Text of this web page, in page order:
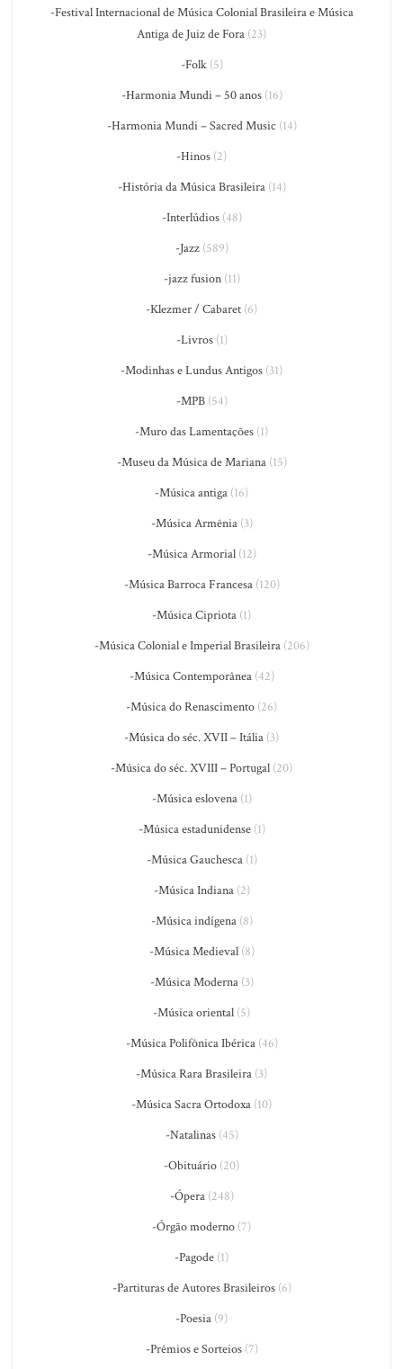
-Festival Internacional de Música Colonial Brasileira e Música
Antiga de Juiz de Fora (23)
-Folk(5)
-Harmonia Mundi – 50 anos(16)
-Harmonia Mundi – Sacred Music (14)
-Hinos (2)
-História da Música Brasileira(14)
-Interlúdios(48)
-Jazz(589)
-jazz fusion(11)
-Klezmer / Cabaret (6)
-Livros(1)
-Modinhas e Lundus Antigos (31)
-MPB(54)
-Muro das Lamentações (1)
-Museu da Música de Mariana(15)
-Música antiga (16)
-Música Armênia(3)
-Música Armorial(12)
-Música Barroca Francesa(120)
-Música Cipriota (1)
-Música Colonial e Imperial Brasileira(206)
-Música Contemporânea(42)
-Música do Renascimento (26)
-Música do séc. XVII – Itália (3)
-Música do séc. XVIII – Portugal (20)
-Música eslovena(1)
-Música estadunidense(1)
-Música Gauchesca(1)
-Música Indiana(2)
-Música indígena(8)
-Música Medieval(8)
-Música Moderna(3)
-Música oriental (5)
-Música Polifônica Ibérica(46)
-Música Rara Brasileira (3)
-Música Sacra Ortodoxa (10)
-Natalinas(45)
-Obituário (20)
-Ópera(248)
-Órgão moderno (7)
-Pagode (1)
-Partituras de Autores Brasileiros(6)
-Poesia (9)
-Prêmios e Sorteios(7)